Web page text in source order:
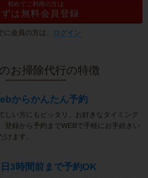
初めてご利用の方は
ずは無料会員登録
に会員の方は、 ログイン
お掃除代行の特徴
からかんたん予約
しい方にもピッタリ。お好きなタイミング
登録から予約までWEBで手軽にお手続きい
けます。
3時間前まで予約OK